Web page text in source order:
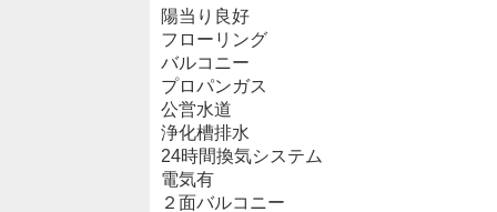
陽当り良好
フローリング
バルコニー
プロパンガス
公営水道
浄化槽排水
24時間換気システム
電気有
２面バルコニー